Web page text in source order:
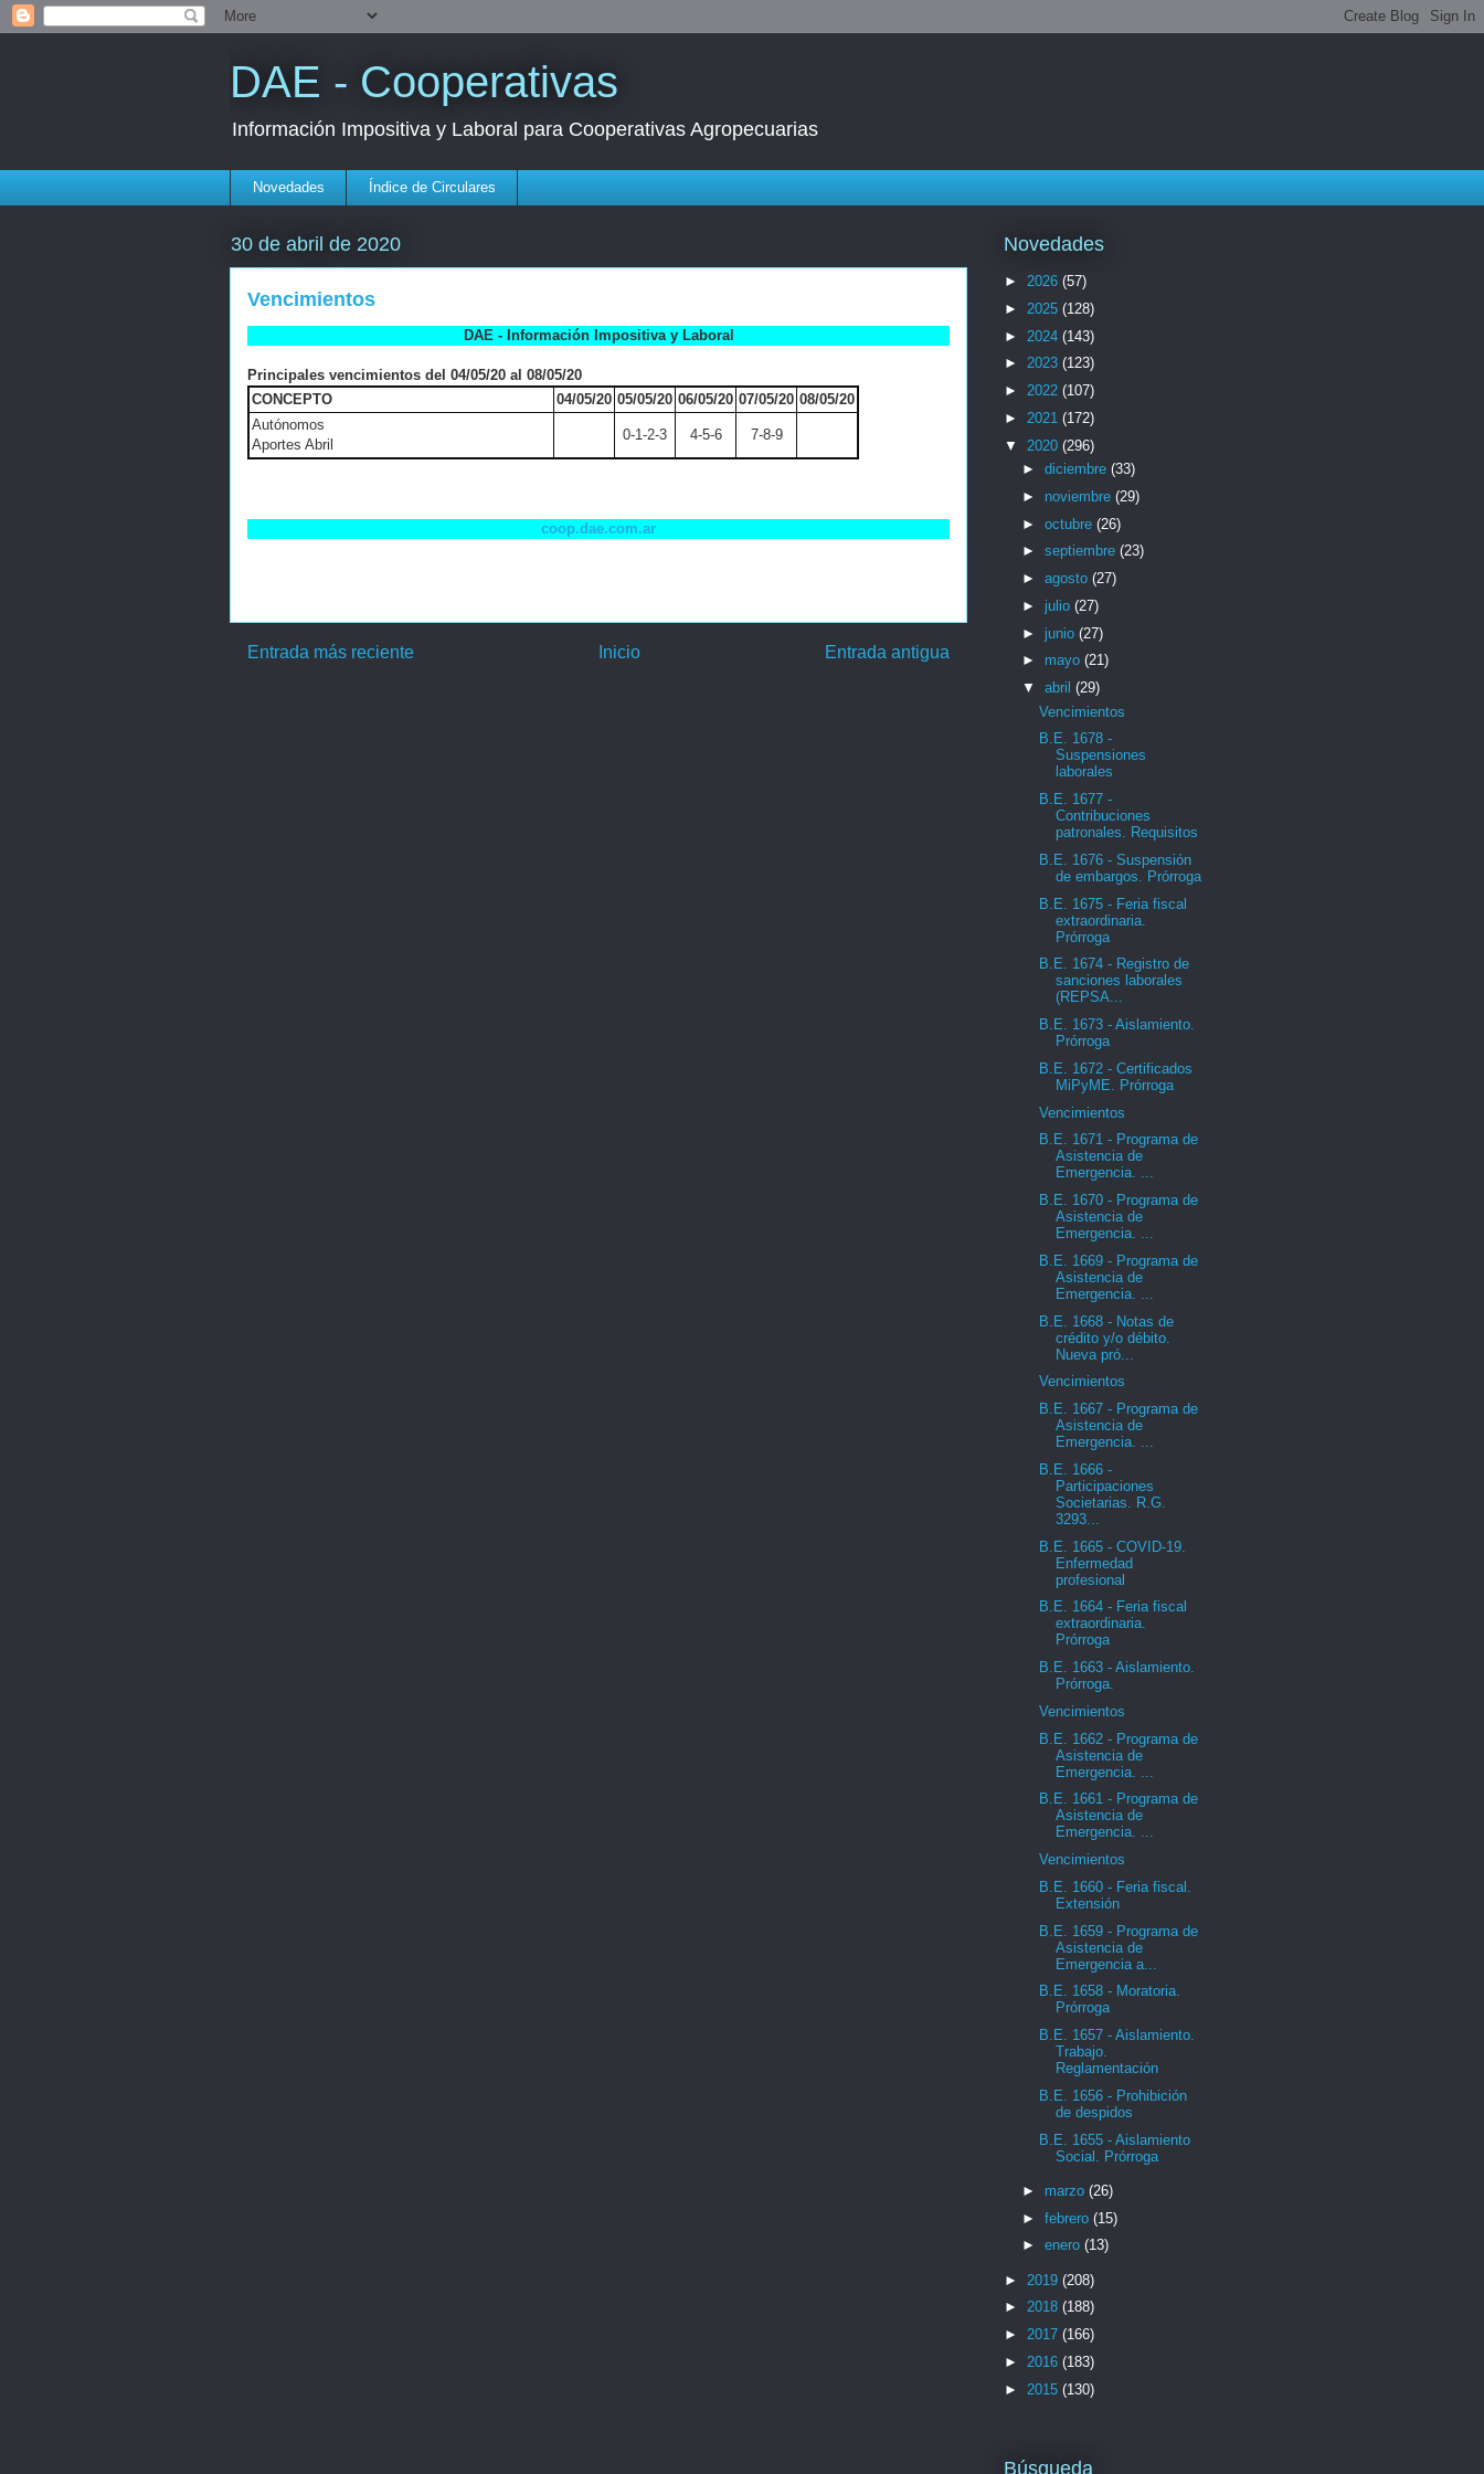
DAE - Cooperativas
Información Impositiva y Laboral para Cooperativas Agropecuarias
Novedades Índice de Circulares
30 de abril de 2020
Vencimientos
DAE - Información Impositiva y Laboral
Principales vencimientos del 04/05/20 al 08/05/20
CONCEPTO
04/05/20 05/05/20 06/05/20 07/05/20 08/05/20
Autónomos
Aportes Abril
0-1-2-3 4-5-6 7-8-9
coop.dae.com.ar
Entrada más reciente Entrada antigua
Inicio
Novedades
► 2026 (57)
► 2025 (128)
► 2024 (143)
► 2023 (123)
► 2022 (107)
► 2021 (172)
▼ 2020 (296)
► diciembre (33)
► noviembre (29)
► octubre (26)
► septiembre (23)
► agosto (27)
► julio (27)
► junio (27)
► mayo (21)
▼ abril (29)
Vencimientos
B.E. 1678 -
Suspensiones
laborales
B.E. 1677 -
Contribuciones
patronales. Requisitos
B.E. 1676 - Suspensión
de embargos. Prórroga
B.E. 1675 - Feria fiscal
extraordinaria.
Prórroga
B.E. 1674 - Registro de
sanciones laborales
(REPSA...
B.E. 1673 - Aislamiento.
Prórroga
B.E. 1672 - Certificados
MiPyME. Prórroga
Vencimientos
B.E. 1671 - Programa de
Asistencia de
Emergencia. ...
B.E. 1670 - Programa de
Asistencia de
Emergencia. ...
B.E. 1669 - Programa de
Asistencia de
Emergencia. ...
B.E. 1668 - Notas de
crédito y/o débito.
Nueva pró...
Vencimientos
B.E. 1667 - Programa de
Asistencia de
Emergencia. ...
B.E. 1666 -
Participaciones
Societarias. R.G.
3293...
B.E. 1665 - COVID-19.
Enfermedad
profesional
B.E. 1664 - Feria fiscal
extraordinaria.
Prórroga
B.E. 1663 - Aislamiento.
Prórroga.
Vencimientos
B.E. 1662 - Programa de
Asistencia de
Emergencia. ...
B.E. 1661 - Programa de
Asistencia de
Emergencia. ...
Vencimientos
B.E. 1660 - Feria fiscal.
Extensión
B.E. 1659 - Programa de
Asistencia de
Emergencia a...
B.E. 1658 - Moratoria.
Prórroga
B.E. 1657 - Aislamiento.
Trabajo.
Reglamentación
B.E. 1656 - Prohibición
de despidos
B.E. 1655 - Aislamiento
Social. Prórroga
► marzo (26)
► febrero (15)
► enero (13)
► 2019 (208)
► 2018 (188)
► 2017 (166)
► 2016 (183)
► 2015 (130)
Búsqueda